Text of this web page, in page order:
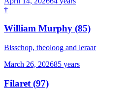
†
William Murphy (85)
Bisschop, theoloog and leraar
March 26, 202685 years
Filaret (97)